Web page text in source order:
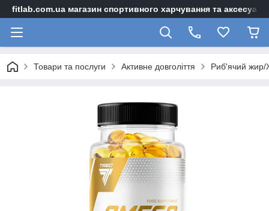
fitlab.com.ua магазин спортивного харчування та
Товари та послуги Активне довголіття Риб'ячий жир/